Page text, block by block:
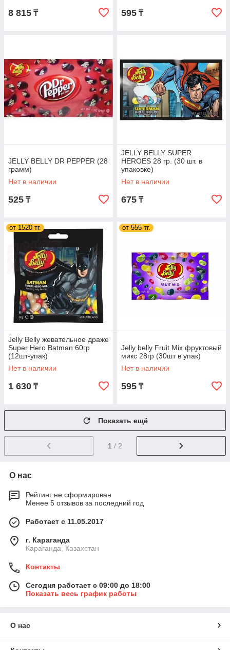
8 815 ₸ 595 ₸
JELLY BELLY DR PEPPER (28
грамм)
Нет в наличии
525 ₸
JELLY BELLY SUPER
HEROES 28 гр. (30 шт. в
упаковке)
Нет в наличии
675 ₸
от 1520 тг.
Jelly Belly жевательное драже
Super Hero Batman 60гр
(12шт-упак)
Нет в наличии
1 630 ₸
от 555 тг.
Jelly belly Fruit Mix фруктовый
микс 28гр (30шт в упак)
Нет в наличии
595 ₸
Показать ещё
1 / 2
О нас
Рейтинг не сформирован
Менее 5 отзывов за последний год
Работает с 11.05.2017
г. Караганда
Караганда, Казахстан
Контакты
Сегодня работает с 09:00 до 18:00
Показать весь график работы
О нас